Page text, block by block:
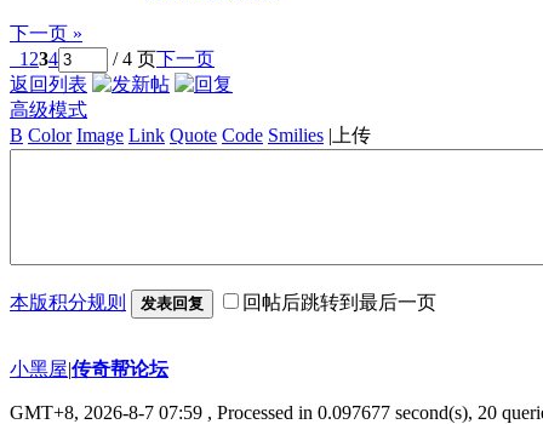
下一页 »
1 234 / 4 页下一页
返回列表
高级模式
B Color Image Link Quote Code Smilies | 上传
本版积分规则 发表回复 回帖后跳转到最后一页
小黑屋|传奇帮论坛
GMT+8, 2026-8-7 07:59 , Processed in 0.097677 second(s), 20